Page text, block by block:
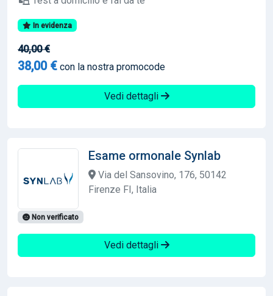
In evidenza
40,00 €
38,00 € con la nostra promocode
Vedi dettagli
Esame ormonale Synlab
Via del Sansovino, 176, 50142
Firenze FI, Italia
Non verificato
Vedi dettagli